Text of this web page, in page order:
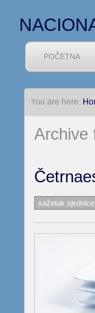
POČETNA
You are here:
Archive
sažetak sjednice